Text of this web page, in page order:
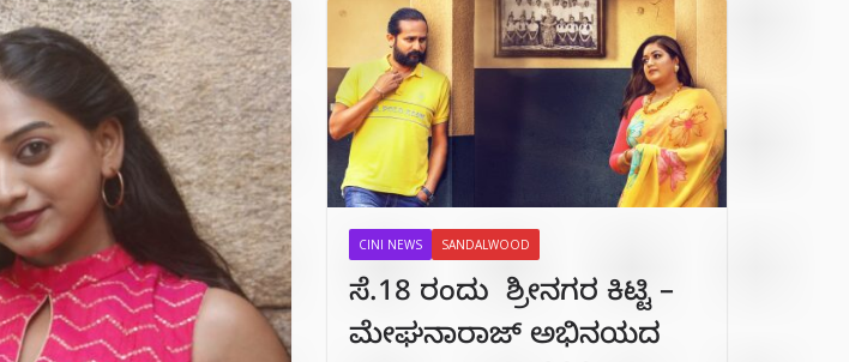
CINI NEWS SANDALWOOD
ಸೆ.18 ರಂದು ಶ್ರೀನಗರ ಕಿಟ್ಟಿ –
ಮೇಘನಾರಾಜ್ ಅಭಿನಯದ